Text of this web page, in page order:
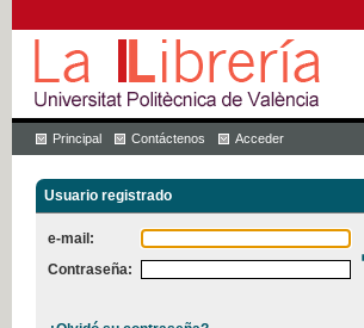
Principal Contáctenos Acceder
Usuario registrado
e-mail:
Contraseña: